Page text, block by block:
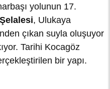
yolunun 17.
, Ulukaya
çıkan suyla oluşuyor
Tarihi Kocagöz
bir yapı.